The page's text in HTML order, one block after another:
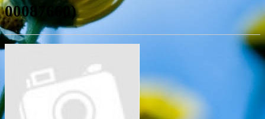
00087660)